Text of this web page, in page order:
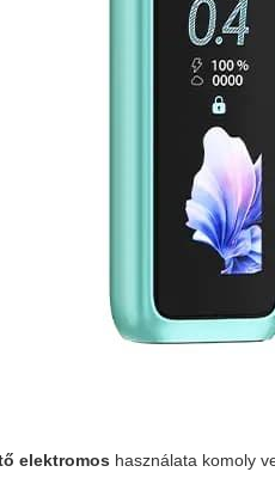
elektromos használata komoly